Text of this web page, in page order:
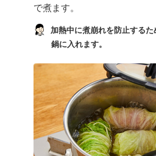
で煮ます。
加熱中に煮崩れを防止する
鍋に入れます。